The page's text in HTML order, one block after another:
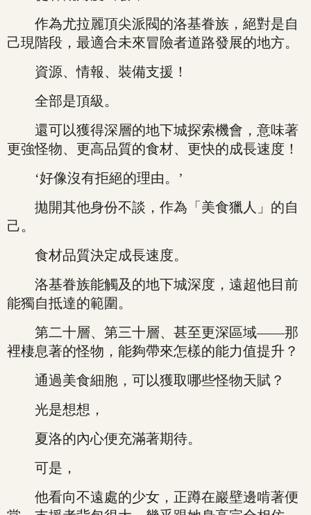
作為尤拉麗頂尖派閥的洛基眷族，絕對是自
己現階段，最適合未來冒險者道路發展的地方。
資源、情報、裝備支援！
全部是頂級。
還可以獲得深層的地下城探索機會，意味著
更強怪物、更高品質的食材、更快的成長速度！
‘好像沒有拒絕的理由。’
拋開其他身份不談，作為「美食獵人」的自
己。
食材品質決定成長速度。
洛基眷族能觸及的地下城深度，遠超他目前
能獨自抵達的範圍。
第二十層、第三十層、甚至更深區域——那
裡棲息著的怪物，能夠帶來怎樣的能力值提升？
通過美食細胞，可以獲取哪些怪物天賦？
光是想想，
夏洛的內心便充滿著期待。
可是，
他看向不遠處的少女，正蹲在巖壁邊啃著便